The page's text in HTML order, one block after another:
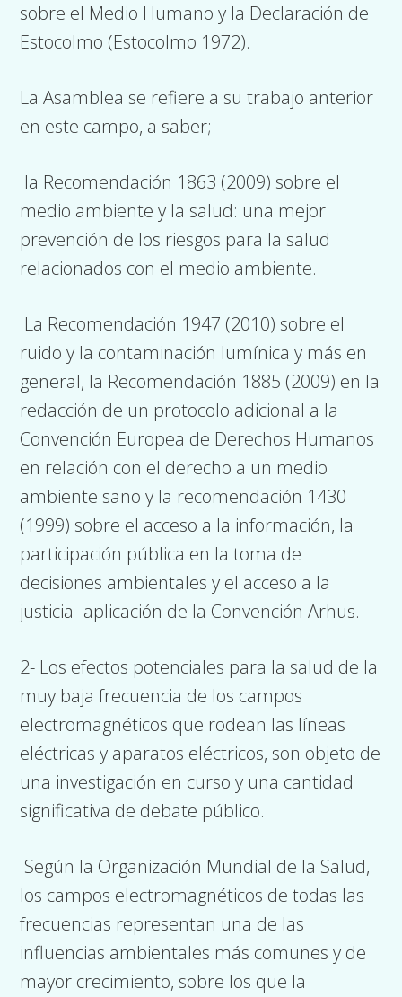
sobre el Medio Humano y la Declaración de
Estocolmo (Estocolmo 1972).
La Asamblea se refiere a su trabajo anterior
en este campo, a saber;
la Recomendación 1863 (2009) sobre el
medio ambiente y la salud: una mejor
prevención de los riesgos para la salud
relacionados con el medio ambiente.
La Recomendación 1947 (2010) sobre el
ruido y la contaminación lumínica y más en
general, la Recomendación 1885 (2009) en la
redacción de un protocolo adicional a la
Convención Europea de Derechos Humanos
en relación con el derecho a un medio
ambiente sano y la recomendación 1430
(1999) sobre el acceso a la información, la
participación pública en la toma de
decisiones ambientales y el acceso a la
justicia- aplicación de la Convención Arhus.
2- Los efectos potenciales para la salud de la
muy baja frecuencia de los campos
electromagnéticos que rodean las líneas
eléctricas y aparatos eléctricos, son objeto de
una investigación en curso y una cantidad
significativa de debate público.
Según la Organización Mundial de la Salud,
los campos electromagnéticos de todas las
frecuencias representan una de las
influencias ambientales más comunes y de
mayor crecimiento, sobre los que la